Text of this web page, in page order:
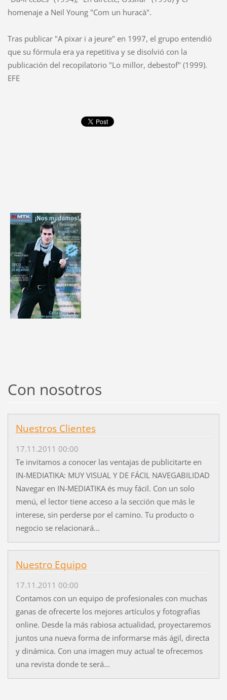
homenaje a Neil Young "Com un huracà".
Tras publicar "A pixar i a jeure" en 1997, el grupo entendió
que su fórmula era ya repetitiva y se disolvió con la
publicación del recopilatorio "Lo millor, debestof" (1999).
EFE
Con nosotros
Nuestros Clientes
17.11.2011 00:00
Te invitamos a conocer las ventajas de publicitarte en
IN-MEDIATIKA: MUY VISUAL Y DE FÁCIL NAVEGABILIDAD
Navegar en IN-MEDIATIKA és muy fácil. Con un solo
menú, el lector tiene acceso a la sección que más le
interese, sin perderse por el camino. Tu producto o
negocio se relacionará...
Nuestro Equipo
17.11.2011 00:00
Contamos con un equipo de profesionales con muchas
ganas de ofrecerte los mejores artículos y fotografías
online. Desde la más rabiosa actualidad, proyectaremos
juntos una nueva forma de informarse más ágil, directa
y dinámica. Con una imagen muy actual te ofrecemos
una revista donde te será...